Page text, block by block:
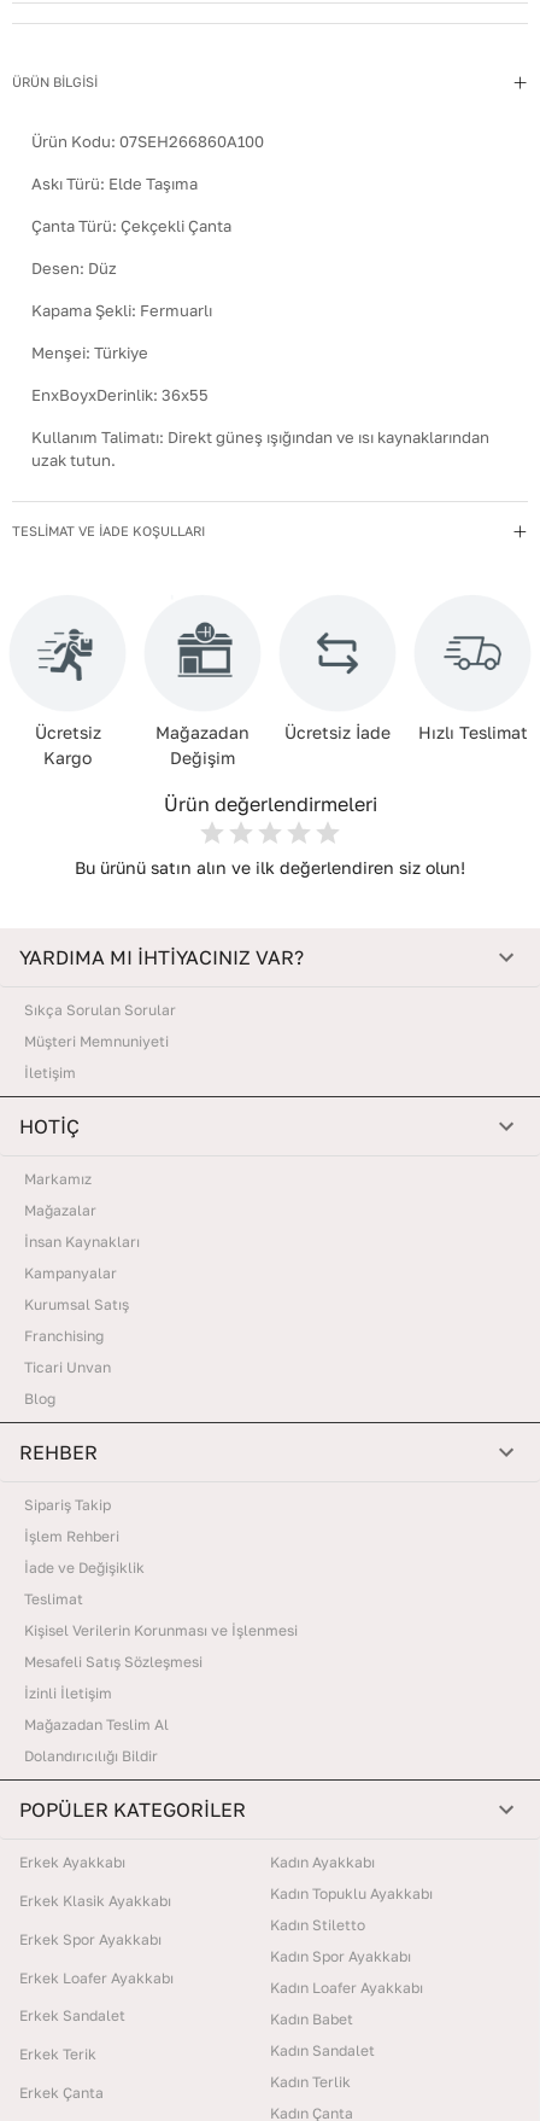
ÜRÜN BİLGİSİ
Ürün Kodu: 07SEH266860A100
Askı Türü: Elde Taşıma
Çanta Türü: Çekçekli Çanta
Desen: Düz
Kapama Şekli: Fermuarlı
Menşei: Türkiye
EnxBoyxDerinlik: 36x55
Kullanım Talimatı: Direkt güneş ışığından ve ısı kaynaklarından
uzak tutun.
Yıkama Talimatı:Çanta ve Aksesuarları hafif nemli bir bezle silin.
Kimyasal temizleyiciler kullanmayın. Temizlik sonrası doğrudan
Deri Cinsi
TESLİMAT VE İADE KOŞULLARI
Ücretsiz
Kargo
Mağazadan
Değişim
Ücretsiz İade Hızlı Teslimat
Ürün değerlendirmeleri
Bu ürünü satın alın ve ilk değerlendiren siz olun!
YARDIMA MI İHTİYACINIZ VAR?
Sıkça Sorulan Sorular
Müşteri Memnuniyeti
İletişim
HOTİÇ
Markamız
Mağazalar
İnsan Kaynakları
Kampanyalar
Kurumsal Satış
Franchising
Ticari Unvan
Blog
REHBER
Sipariş Takip
İşlem Rehberi
İade ve Değişiklik
Teslimat
Kişisel Verilerin Korunması ve İşlenmesi
Mesafeli Satış Sözleşmesi
İzinli İletişim
Mağazadan Teslim Al
Dolandırıcılığı Bildir
POPÜLER KATEGORİLER
Erkek Ayakkabı
Erkek Klasik Ayakkabı
Erkek Spor Ayakkabı
Erkek Loafer Ayakkabı
Erkek Sandalet
Erkek Terik
Erkek Çanta
Kadın Ayakkabı
Kadın Topuklu Ayakkabı
Kadın Stiletto
Kadın Spor Ayakkabı
Kadın Loafer Ayakkabı
Kadın Babet
Kadın Sandalet
Kadın Terlik
Kadın Çanta